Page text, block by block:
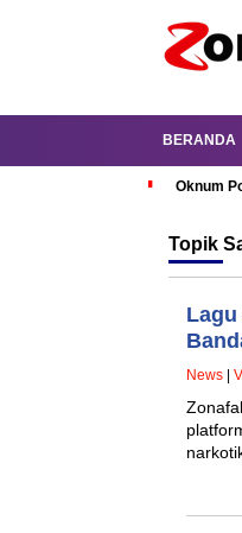
BERANDA
Oknum
Topik
News